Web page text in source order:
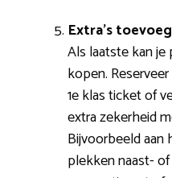
Extra’s
Als laatste kan
kopen.
1e klas ticket of
extra zekerheid
Bijvoorbeeld aan
plekken naast-